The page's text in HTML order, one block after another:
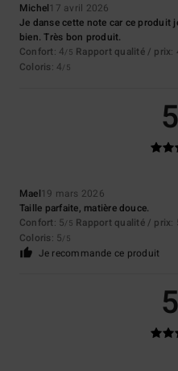
Michel17 avril 2026
Je danse cette note car ce produit
bien. Très bon produit.
Confort: 4/5 Rapport qualité / prix:
Coloris: 4/5
Mael19 mars 2026
Taille parfaite, matière douce.
Confort: 5/5 Rapport qualité / prix:
Coloris: 5/5
Je recommande ce produit